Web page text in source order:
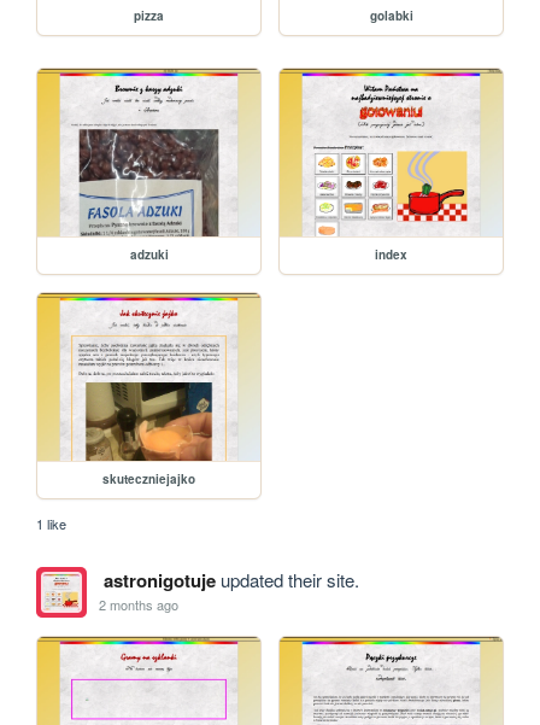
pizza golabki
adzuki index
skuteczniejajko
1 like
astronigotujeupdated their site.
2 months ago